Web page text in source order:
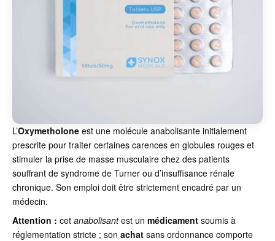
L’Oxymetholone est une molécule anabolisante initialement
prescrite pour traiter certaines carences en globules rouges et
stimuler la prise de masse musculaire chez des patients
souffrant de syndrome de Turner ou d’insuffisance rénale
chronique. Son emploi doit être strictement encadré par un
médecin.
Attention : cet anabolisantest un médicament soumis à
réglementation stricte ; son achat sans ordonnance comporte